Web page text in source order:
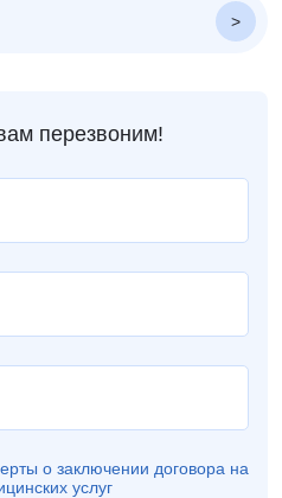
перезвоним!
о заключении договора на
услуг